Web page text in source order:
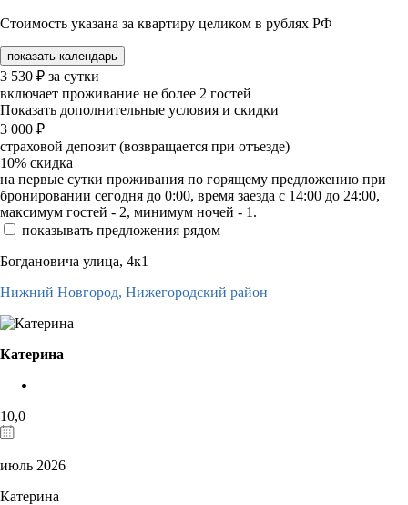
Стоимость указана за квартиру целиком в рублях РФ
показать календарь
3 530 ₽ за сутки
включает проживание не более 2 гостей
Показать дополнительные условия и скидки
3 000 ₽
страховой депозит (возвращается при отъезде)
10% скидка
на первые сутки проживания по горящему предложению при
бронировании сегодня до 0:00, время заезда с 14:00 до 24:00,
максимум гостей - 2, минимум ночей - 1.
показывать предложения рядом
Богдановича улица, 4к1
Нижний Новгород, Нижегородский район
Катерина
10,0
июль 2026
Катерина